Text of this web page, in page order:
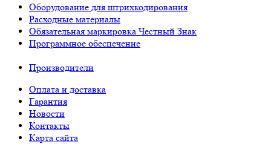
Оборудование для штрихкодирования
Расходные материалы
Обязательная маркировка Честный Знак
Программное обеспечение
Производители
Оплата и доставка
Гарантия
Новости
Контакты
Карта сайта